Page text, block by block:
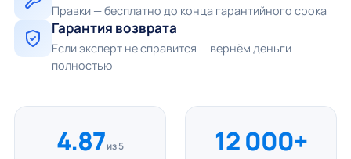
Правки — бесплатно до конца гарантийного срока
Гарантия возврата
Если эксперт не справится — вернём деньги
полностью
4.87из 5 12 000+